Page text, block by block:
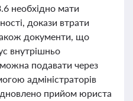
необхідно мати
докази втрати
документи, що
внутрішньо
подавати через
адміністраторів
прийом юриста